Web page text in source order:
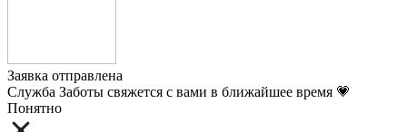
Заявка отправлена
Служба Заботы свяжется с вами в ближайшее время 💗
Понятно